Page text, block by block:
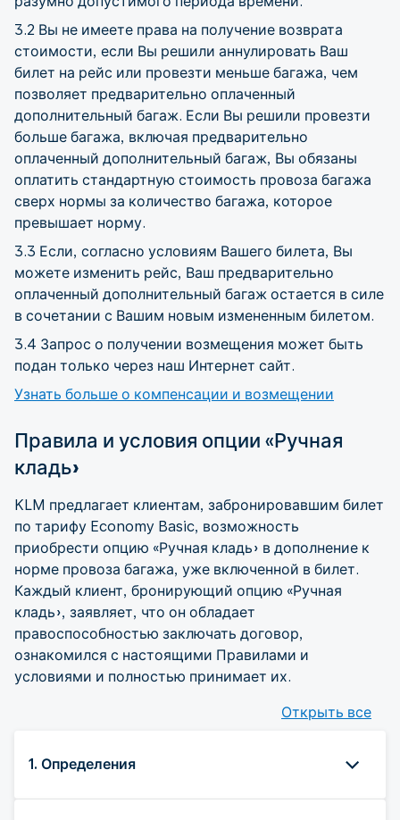
3.2 Вы не имеете права на получение возврата
стоимости, если Вы решили аннулировать Ваш
билет на рейс или провезти меньше багажа, чем
позволяет предварительно оплаченный
дополнительный багаж. Если Вы решили провезти
больше багажа, включая предварительно
оплаченный дополнительный багаж, Вы обязаны
оплатить стандартную стоимость провоза багажа
сверх нормы за количество багажа, которое
превышает норму.
3.3 Если, согласно условиям Вашего билета, Вы
можете изменить рейс, Ваш предварительно
оплаченный дополнительный багаж остается в силе
в сочетании с Вашим новым измененным билетом.
3.4 Запрос о получении возмещения может быть
подан только через наш Интернет сайт.
Узнать больше о компенсации и возмещении
Правила и условия опции «Ручная
кладь»
KLM предлагает клиентам, забронировавшим билет
по тарифу Economy Basic, возможность
приобрести опцию «Ручная кладь» в дополнение к
норме провоза багажа, уже включенной в билет.
Каждый клиент, бронирующий опцию «Ручная
кладь», заявляет, что он обладает
правоспособностью заключать договор,
ознакомился с настоящими Правилами и
условиями и полностью принимает их.
Открыть все
1. Определения